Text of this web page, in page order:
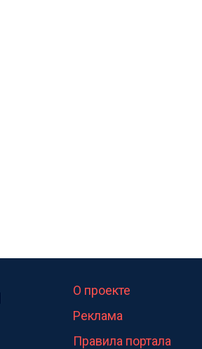
О проекте
Реклама
Правила портала